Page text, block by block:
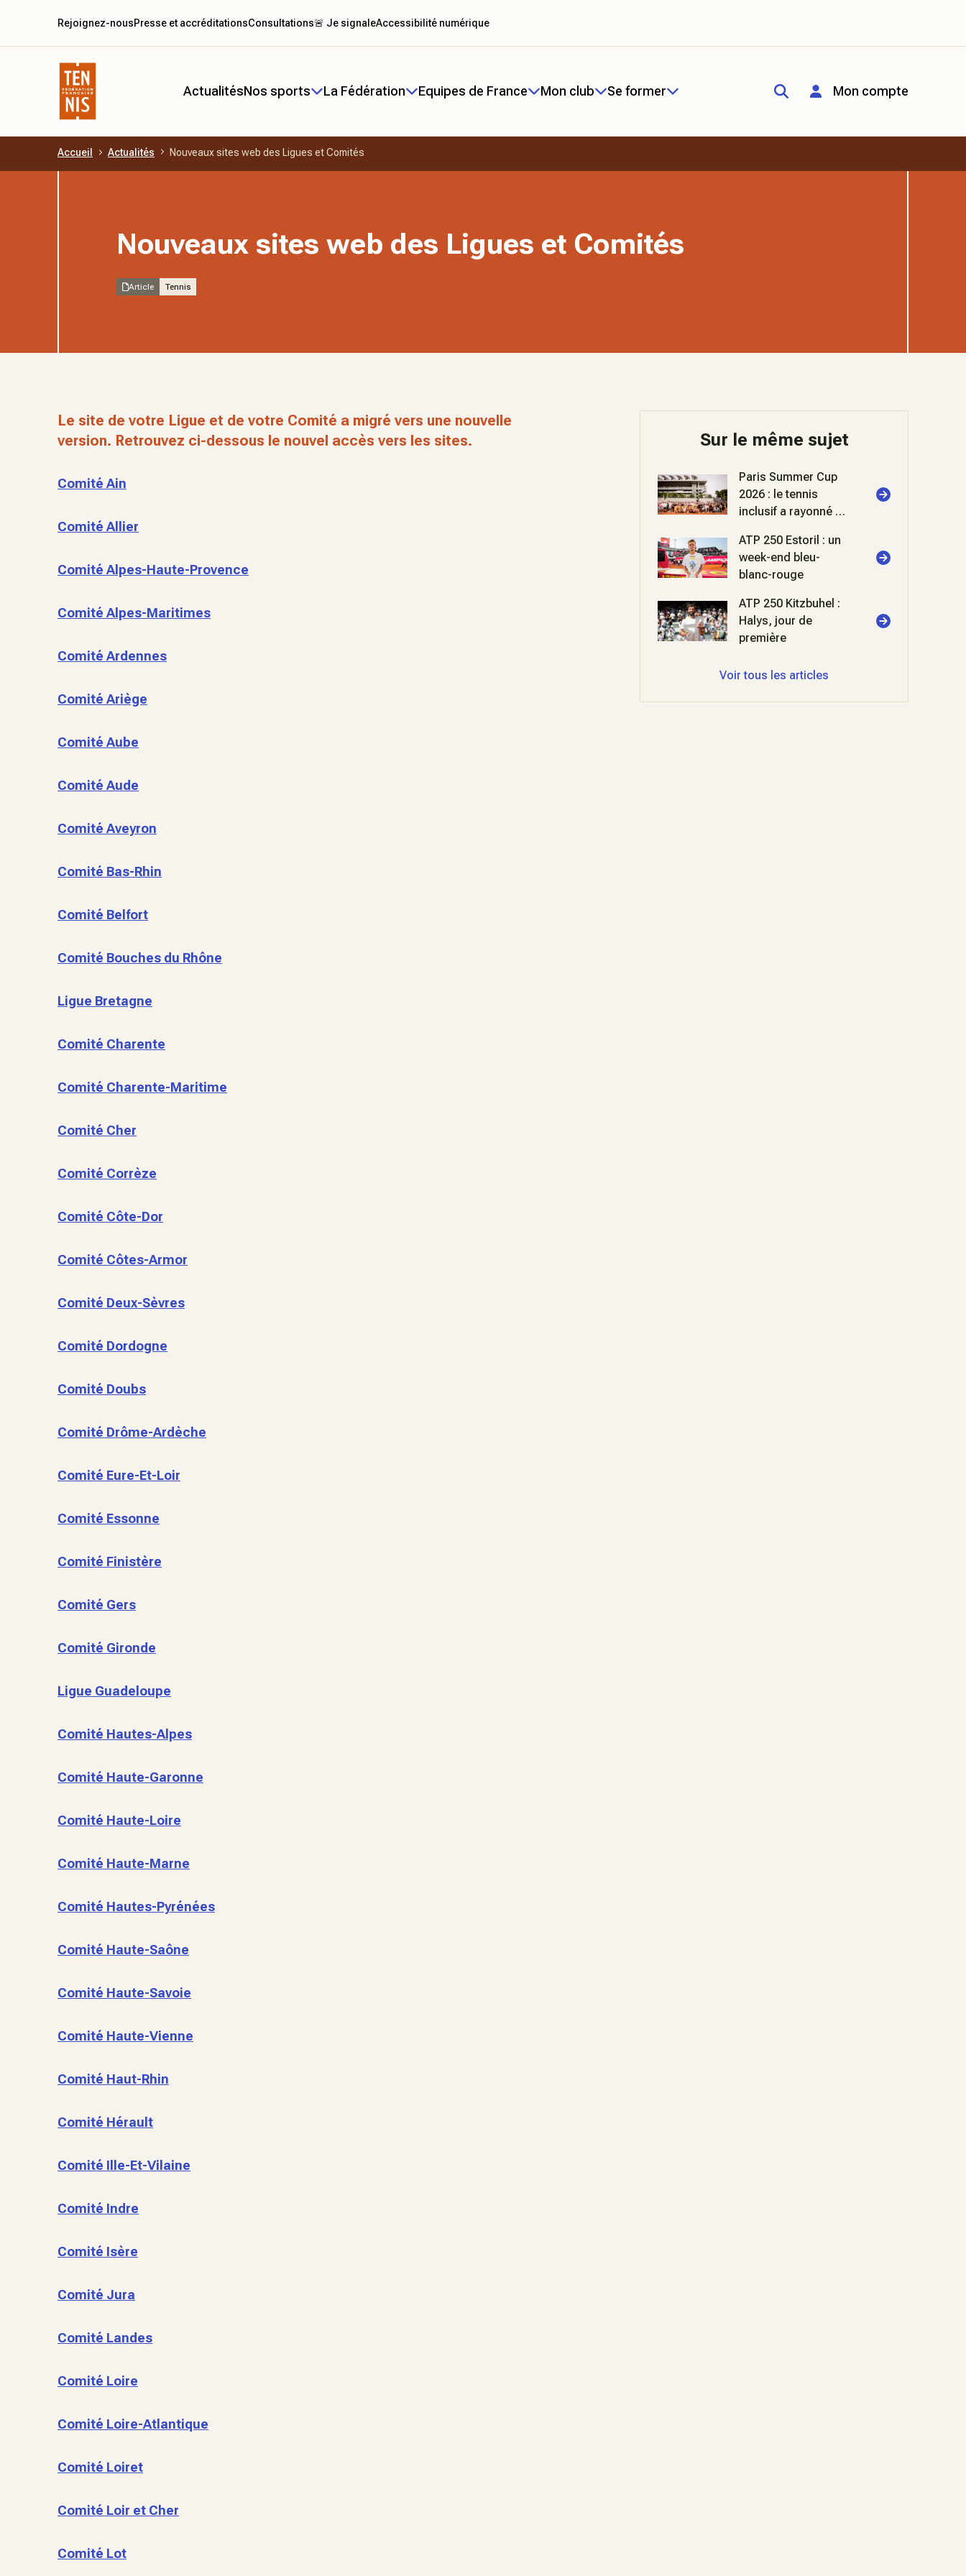
Aller au contenu principal
ActualitésNos sports La Fédération Equipes de France Mon club Se former Mon compte
Rejoignez-nousPresse et accréditationsConsultations🚨 Je signaleAccessibilité numérique
Accueil Actualités Nouveaux sites web des Ligues et Comités
Nouveaux sites web des Ligues et Comités
Article Tennis
Le site de votre Ligue et de votre Comité a migré vers une nouvelle
version. Retrouvez ci-dessous le nouvel accès vers les sites.
Comité Ain
Comité Allier
Comité Alpes-Haute-Provence
Comité Alpes-Maritimes
Comité Ardennes
Comité Ariège
Comité Aube
Comité Aude
Comité Aveyron
Comité Bas-Rhin
Comité Belfort
Comité Bouches du Rhône
Ligue Bretagne
Comité Charente
Comité Charente-Maritime
Comité Cher
Comité Corrèze
Comité Côte-Dor
Comité Côtes-Armor
Comité Deux-Sèvres
Comité Dordogne
Comité Doubs
Comité Drôme-Ardèche
Comité Eure-Et-Loir
Comité Essonne
Comité Finistère
Comité Gers
Comité Gironde
Ligue Guadeloupe
Comité Hautes-Alpes
Comité Haute-Garonne
Comité Haute-Loire
Comité Haute-Marne
Comité Hautes-Pyrénées
Comité Haute-Saône
Comité Haute-Savoie
Comité Haute-Vienne
Comité Haut-Rhin
Comité Hérault
Comité Ille-Et-Vilaine
Comité Indre
Comité Isère
Comité Jura
Comité Landes
Comité Loire
Comité Loire-Atlantique
Comité Loiret
Comité Loir et Cher
Comité Lot
Sur le même sujet
Paris Summer Cup
2026 : le tennis
inclusif a rayonné à
ATP 250 Estoril : un
week-end bleu-
blanc-rouge
ATP 250 Kitzbuhel :
Halys, jour de
première
Voir tous les articles